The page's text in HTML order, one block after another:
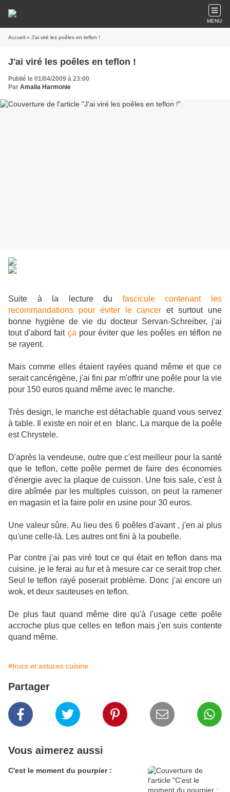
MENU
Accueil » J'ai viré les poêles en teflon !
J'ai viré les poêles en teflon !
Publié le 01/04/2009 à 23:00
Par Amalia Harmonie
Suite à la lecture du
fascicule contenant les
recommandations pour éviter le cancer et surtout une
bonne hygiène de vie du docteur Servan-Schreiber, j'ai
tout d'abord fait ça pour éviter que les poêles en téflon ne
se rayent.
Mais comme elles étaient rayées quand même et que ce
serait cancérigène, j'ai fini par m'offrir une poêle pour la vie
pour 150 euros quand même avec le manche.
Très design, le manche est détachable quand vous servez
à table. Il existe en noir et en blanc. La marque de la poêle
est Chrystele.
D'après la vendeuse, outre que c'est meilleur pour la santé
que le teflon, cette poêle permet de faire des économies
d'énergie avec la plaque de cuisson. Une fois sale, c'est à
dire abîmée par les multiples cuisson, on peut la ramener
en magasin et la faire polir en usine pour 30 euros.
Une valeur sûre. Au lieu des 6 poêles d'avant , j'en ai plus
qu'une celle-là. Les autres ont fini à la poubelle.
Par contre j'ai pas viré tout ce qui était en teflon dans ma
cuisine. je le ferai au fur et à mesure car ce serait trop cher.
Seul le teflon rayé poserait problème. Donc j'ai encore un
wok, et deux sauteuses en teflon.
De plus faut quand même dire qu'à l'usage cette poêle
accroche plus que celles en teflon mais j'en suis contente
quand même.
#trucs et astuces cuisine
Partager
Vous aimerez aussi
C'est le moment du pourpier :